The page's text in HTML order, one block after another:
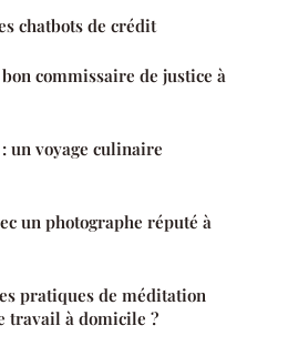
chatbots de crédit
commissaire de justice à
un voyage culinaire
un photographe réputé à
pratiques de méditation
travail à domicile ?